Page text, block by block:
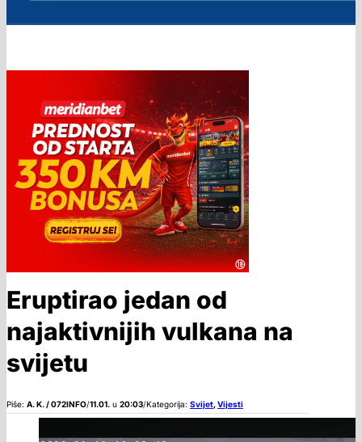
Eruptirao jedan od
najaktivnijih vulkana na
svijetu
Piše: A. K. / 072INFO/11.01. u 20:03/Kategorija: Svijet,Vijesti